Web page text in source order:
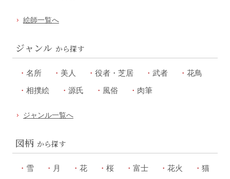
絵師一覧へ
ジャンル から探す
名所 美人 役者・芝居 武者
花鳥
相撲絵
源氏 風俗 肉筆
ジャンル一覧へ
図柄 から探す
雪 月 花 桜 富士 花火 猫